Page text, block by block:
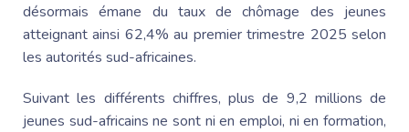
désormais émane du taux de chômage des jeunes
atteignant ainsi 62,4% au premier trimestre 2025 selon
les autorités sud-africaines.
Suivant les différents chiffres, plus de 9,2 millions de
jeunes sud-africains ne sont ni en emploi, ni en formation,